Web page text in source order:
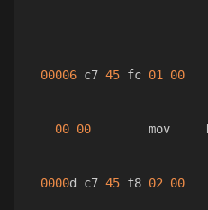
00006 c7 45 fc 01 00
00 00
mov
0000d c7 45 f8 02 00